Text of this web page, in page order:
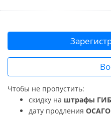
Чтобы не пропустить:
скидку на штрафы
дату продления ОСАГО